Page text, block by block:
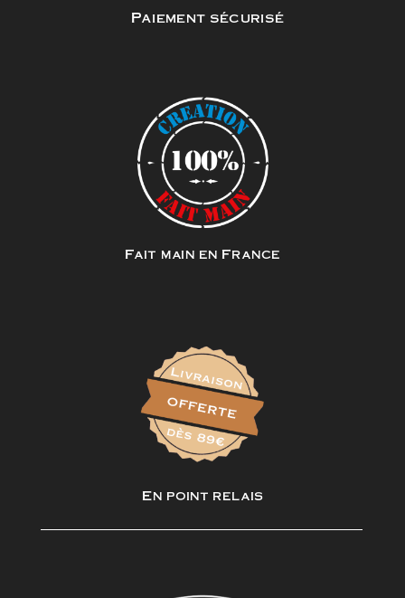
Paiement sécurisé
Fait main en France
En point relais